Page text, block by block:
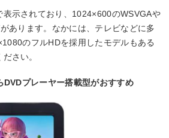
表示されており、1024×600のWSVGAや
あります。なかには、テレビなどに多
のフルHDを採用したモデルもある
さい。
DVDプレーヤー搭載型がおすすめ